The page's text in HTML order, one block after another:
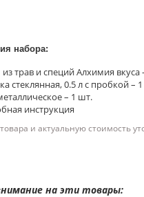
набора:
трав и специй Алхимия
стеклянная, 0.5 л с пробкой –
– 1 шт.
инструкция
и актуальную стоимость
на эти товары: